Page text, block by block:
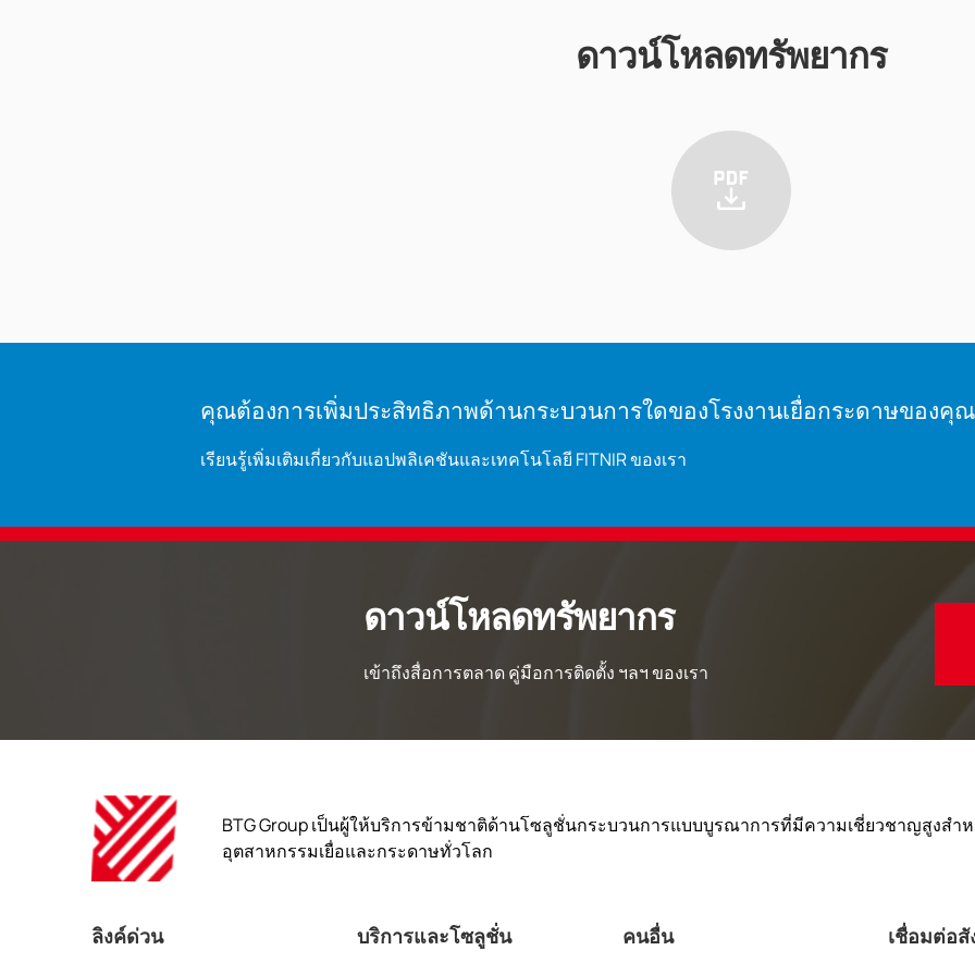
ดาวน์โหลดทรัพยากร
คุณต้องการเพิ่มประสิทธิภาพด้านกระบวนการใดของโรงงานเยื่อกระดาษของคุ
เรียนรู้เพิ่มเติมเกี่ยวกับแอปพลิเคชันและเทคโนโลยี FITNIR ของเรา
ดาวน์โหลดทรัพยากร
เข้าถึงสื่อการตลาด คู่มือการติดตั้ง ฯลฯ ของเรา
BTG Group เป็นผู้ให้บริการข้ามชาติด้านโซลูชั่นกระบวนการแบบบูรณาการที่มีความเชี่ยวชาญสูงสำ
อุตสาหกรรมเยื่อและกระดาษทั่วโลก
ลิงค์ด่วน บริการและโซลูชั่น คนอื่น เชื่อมต่อสั